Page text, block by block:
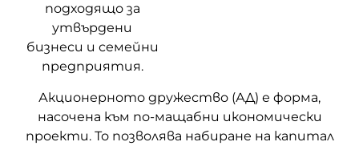
подходящо за
утвърдени
бизнеси и семейни
предприятия.
Акционерното дружество (АД) е форма,
насочена към по-мащабни икономически
проекти. То позволява набиране на капитал